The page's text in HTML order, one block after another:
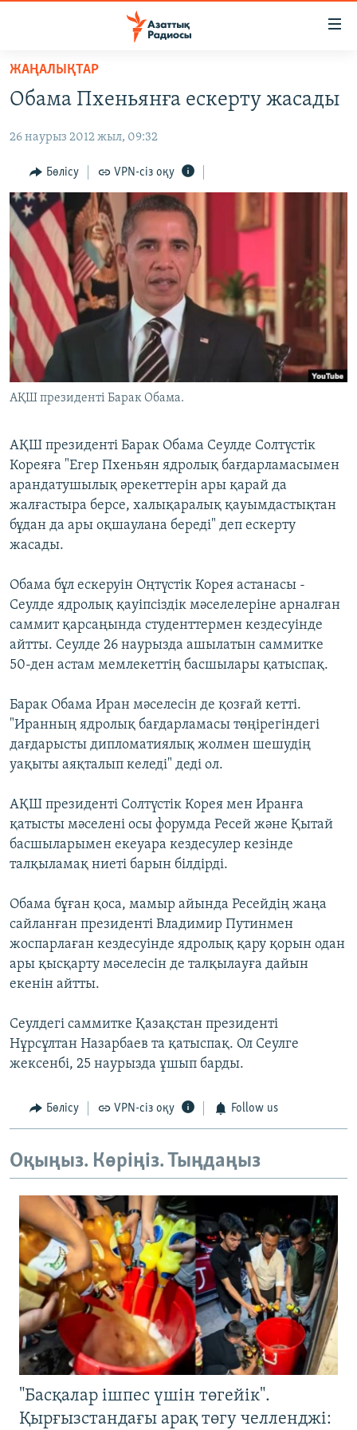
Skip
main
Skip
Navigation
Skip
Search
ЖАҢАЛЫҚТАР
AZATTYQTV
ҚАҢТАР ОҚИҒАСЫ
АДАМ ҚҰҚЫҚТАРЫ
ӘЛЕУМЕТ
ӘЛЕМ
АРНАЙЫ ЖОБАЛАР
Русский
ЖАЗЫЛЫҢЫЗ
Басқа тілдерде
ЖАҢАЛЫҚТАР
Обама Пхеньянға ескерту жасады
26 наурыз 2012 жыл, 09:32
Бөлісу VPN-сіз оқу
АҚШ президенті Барак Обама.
АҚШ президенті Барак Обама Сеулде Солтүстік
Кореяға "Егер Пхеньян ядролық бағдарламасымен
арандатушылық әрекеттерін ары қарай да
жалғастыра берсе, халықаралық қауымдастықтан
бұдан да ары оқшаулана береді" деп ескерту
жасады.
Обама бұл ескеруін Оңтүстік Корея астанасы -
Сеулде ядролық қауіпсіздік мәселелеріне арналған
саммит қарсаңында студенттермен кездесуінде
айтты. Сеулде 26 наурызда ашылатын саммитке
50-ден астам мемлекеттің басшылары қатыспақ.
Барак Обама Иран мәселесін де қозғай кетті.
"Иранның ядролық бағдарламасы төңірегіндегі
дағдарысты дипломатиялық жолмен шешудің
уақыты аяқталып келеді" деді ол.
АҚШ президенті Солтүстік Корея мен Иранға
қатысты мәселені осы форумда Ресей және Қытай
басшыларымен екеуара кездесулер кезінде
талқыламақ ниеті барын білдірді.
Обама бұған қоса, мамыр айында Ресейдің жаңа
сайланған президенті Владимир Путинмен
жоспарлаған кездесуінде ядролық қару қорын одан
ары қысқарту мәселесін де талқылауға дайын
екенін айтты.
Сеулдегі саммитке Қазақстан президенті
Нұрсұлтан Назарбаев та қатыспақ. Ол Сеулге
жексенбі, 25 наурызда ұшып барды.
Бөлісу VPN-сіз оқу Follow us
Оқыңыз. Көріңіз. Тыңдаңыз
"Басқалар ішпес үшін төгейік".
Қырғызстандағы арақ төгу челленджі: